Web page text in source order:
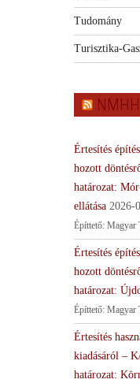
Tudomány
Turisztika-
NMHH
Értesítés
hozott
határozat:
ellátása 2026-
Építtető: Magyar
Értesítés
hozott
határozat:
Építtető: Magyar
Értesítés
kiadásáról –
határozat: